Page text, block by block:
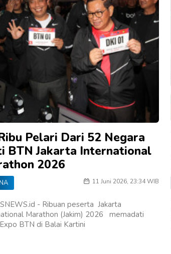
Pelari Dari 52 Negara
BTN Jakarta International
2026
11 Juni 2026, 23:34 WIB
- Ribuan peserta Jakarta
Marathon (Jakim) 2026 memadati
BTN di Balai Kartini